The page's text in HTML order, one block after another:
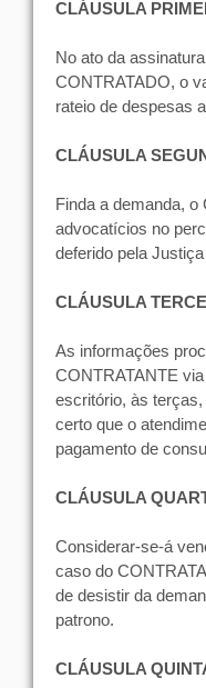
CLÁUSULA
No ato da
CONTRATADO, o
rateio de despesas
CLÁUSULA
Finda a demanda,
advocatícios no
deferido pela
CLÁUSULA
As informações
CONTRATANTE
escritório, às
certo que o
pagamento de
CLÁUSULA
Considerar-se-á
caso do
de desistir da
patrono.
CLÁUSULA